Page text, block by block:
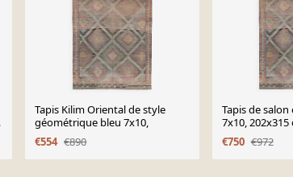
Tapis Kilim Oriental de style
géométrique bleu 7x10,
€554 €890
Tapis de
7x10, 202x315
€750 €972